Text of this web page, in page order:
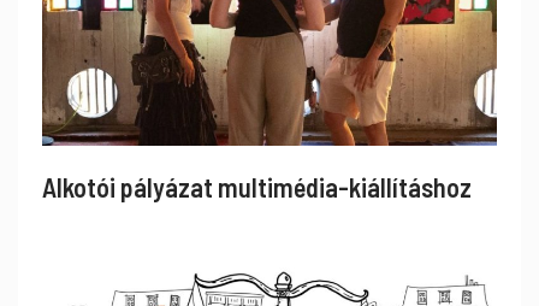
Alkotói pályázat multimédia-kiállításhoz